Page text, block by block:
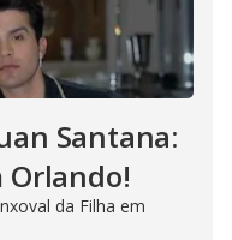
Santana:
Orlando!
da Filha em